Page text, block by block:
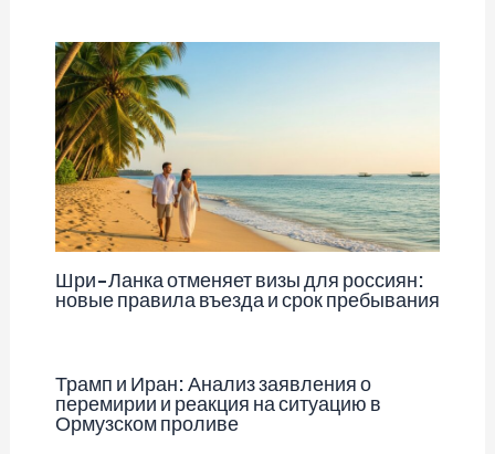
Шри-Ланка отменяет визы для россиян:
новые правила въезда и срок пребывания
Трамп и Иран: Анализ заявления о
перемирии и реакция на ситуацию в
Ормузском проливе